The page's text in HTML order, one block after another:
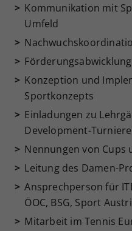
Kommunikation mit
Umfeld
Konzeption und
Sportkonzepts
Einladungen zu
Development-
Nennungen von Cups
Leitung des Damen-
Ansprechperson für
ÖOC, BSG, Sport
Mitarbeit im Tennis